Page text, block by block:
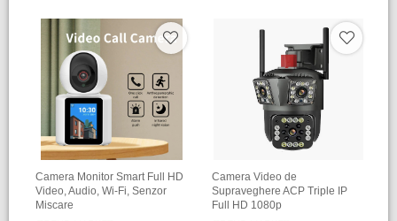
Camera Monitor Smart Full HD
Video, Audio, Wi-Fi, Senzor
Miscare
Camera Video de
Supraveghere ACP Triple IP
Full HD 1080p